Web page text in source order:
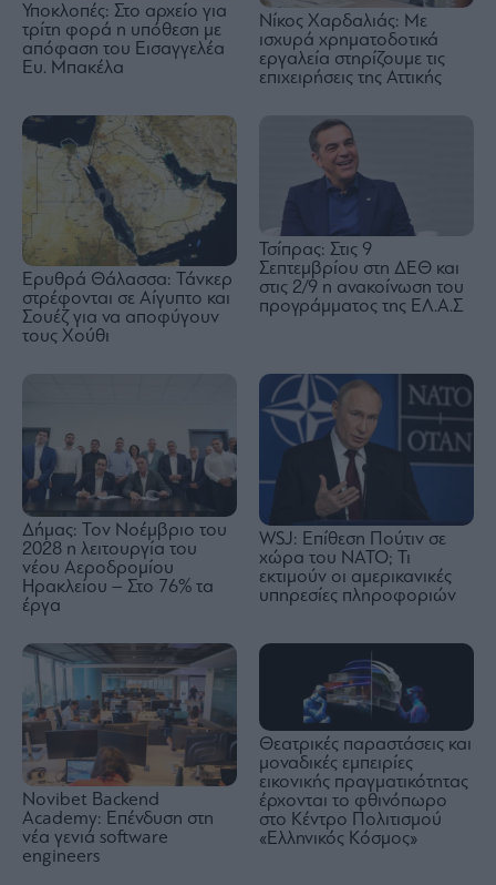
Υποκλοπές: Στο αρχείο για
τρίτη φορά η υπόθεση με
απόφαση του Εισαγγελέα
Ευ. Μπακέλα
Νίκος Χαρδαλιάς: Με
ισχυρά χρηματοδοτικά
εργαλεία στηρίζουμε τις
επιχειρήσεις της Αττικής
Ερυθρά Θάλασσα: Τάνκερ
στρέφονται σε Αίγυπτο και
Σουέζ για να αποφύγουν
τους Χούθι
Τσίπρας: Στις 9
Σεπτεμβρίου στη ΔΕΘ και
στις 2/9 η ανακοίνωση του
προγράμματος της ΕΛ.Α.Σ
Δήμας: Τον Νοέμβριο του
2028 η λειτουργία του
νέου Αεροδρομίου
Ηρακλείου – Στο 76% τα
έργα
WSJ: Eπίθεση Πούτιν σε
χώρα του ΝΑΤΟ; Τι
εκτιμούν οι αμερικανικές
υπηρεσίες πληροφοριών
Novibet Backend
Academy: Επένδυση στη
νέα γενιά software
engineers
Θεατρικές παραστάσεις και
μοναδικές εμπειρίες
εικονικής πραγματικότητας
έρχονται το φθινόπωρο
στο Κέντρο Πολιτισμού
«Ελληνικός Κόσμος»